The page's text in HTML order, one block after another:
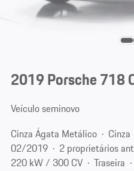
2019 Porsche 718
Veículo seminovo
Cinza Ágata Metálico
Cinza
02/2019
2 proprietários
220 kW / 300 CV
Traseira